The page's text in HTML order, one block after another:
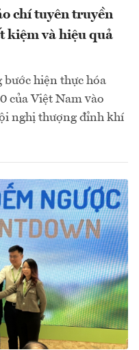
chí tuyên truyền
kiệm và hiệu quả
bước hiện thực hóa
của Việt Nam vào
nghị thượng đỉnh khí